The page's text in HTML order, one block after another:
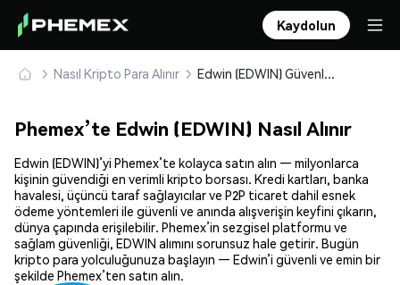
Kaydolun
Nasıl Kripto Para Alınır Edwin (EDWIN) Güvenle Satın Alın ve Saklayın
Phemex’te Edwin (EDWIN) Nasıl Alınır
Edwin (EDWIN)’yi Phemex’te kolayca satın alın — milyonlarca
kişinin güvendiği en verimli kripto borsası. Kredi kartları, banka
havalesi, üçüncü taraf sağlayıcılar ve P2P ticaret dahil esnek
ödeme yöntemleri ile güvenli ve anında alışverişin keyfini çıkarın,
dünya çapında erişilebilir. Phemex’in sezgisel platformu ve
sağlam güvenliği, EDWIN alımını sorunsuz hale getirir. Bugün
kripto para yolculuğunuza başlayın — Edwin’i güvenli ve emin bir
şekilde Phemex’ten satın alın.